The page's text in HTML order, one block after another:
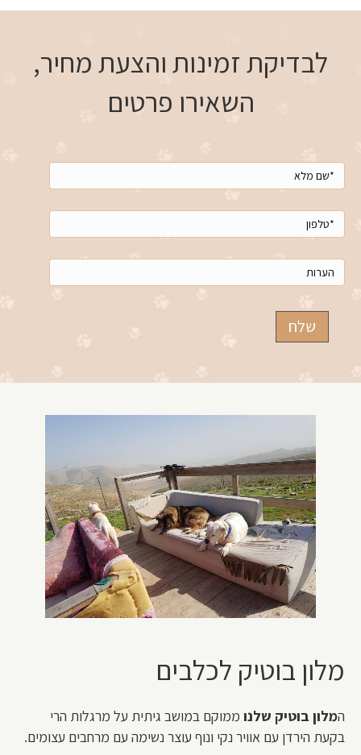
לבדיקת זמינות והצעת מחיר,
השאירו פרטים
מלון בוטיק לכלבים
המלון בוטיק שלנו ממוקם במושב גיתית על מרגלות הרי
בקעת הירדן עם אוויר נקי ונוף עוצר נשימה עם מרחבים עצומים.